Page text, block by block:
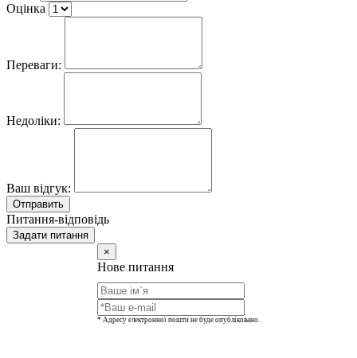
Оцінка
Переваги:
Недоліки:
Ваш відгук:
Отправить
Питання-відповідь
Задати питання
×
Нове питання
* Адресу електронної пошти не буде опубліковано.